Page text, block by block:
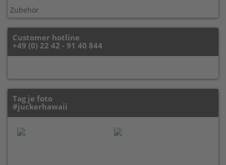
Zubehör
Customer hotline
+49 (0) 22 42 - 91 40 844
Tag je foto
#juckerhawaii